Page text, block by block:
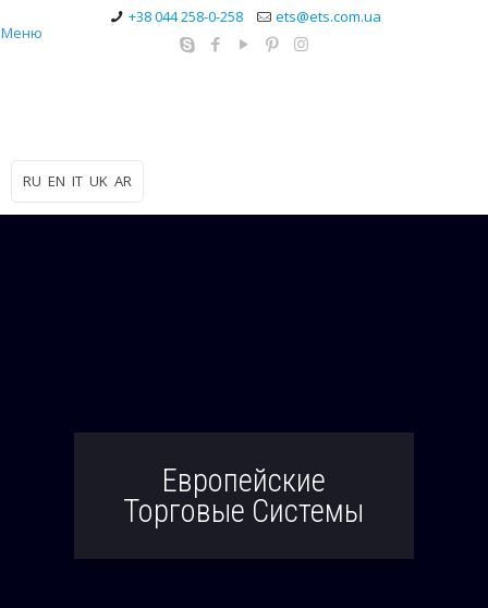
+38 044 258-0-258
ets@ets.com.ua
Меню
RU EN IT UK AR
Европейские
Торговые Системы